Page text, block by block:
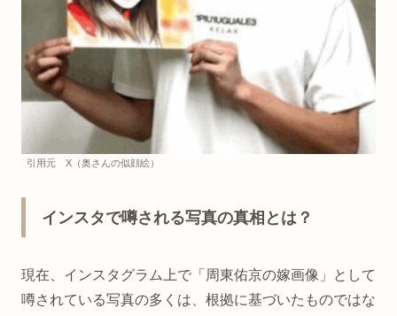
引用元 X（奥さんの似顔絵）
インスタで噂される写真の真相とは？
現在、インスタグラム上で「周東佑京の嫁画像」として
噂されている写真の多くは、根拠に基づいたものではな